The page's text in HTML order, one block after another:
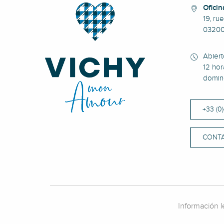
19,
12
+33
Información